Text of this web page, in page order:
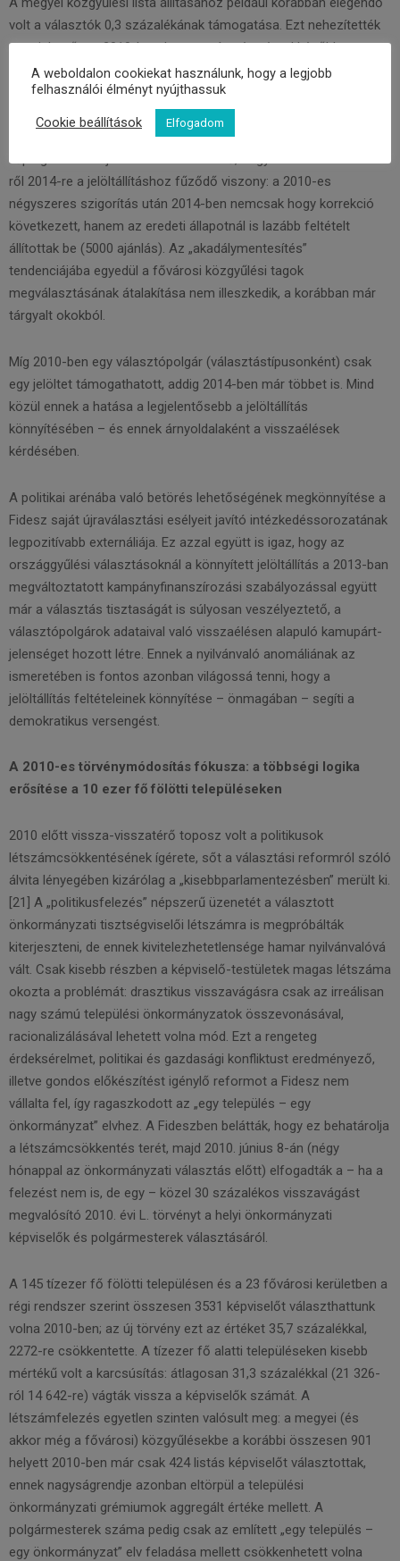
volt a választók 0,3 százalékának támogatása. Ezt nehezítették
meg jelentősen 2010-ben, hogy aztán négy évvel később
beállítsák a kompromisszumos 0,5 százalékot. A
polgármesterek jelölésének feltételeihez 2010-ben nem nyúltak,
2014-ben viszont minden 10 ezer fő feletti településen
könnyítettek rajta, a 100 ezer felettieken jelentősen. Leginkább a
főpolgármester-jelölésnél szembeötlő, hogyan változott 2010-
ről 2014-re a jelöltállításhoz fűződő viszony: a 2010-es
négyszeres szigorítás után 2014-ben nemcsak hogy korrekció
következett, hanem az eredeti állapotnál is lazább feltételt
állítottak be (5000 ajánlás). Az „akadálymentesítés”
tendenciájába egyedül a fővárosi közgyűlési tagok
megválasztásának átalakítása nem illeszkedik, a korábban már
tárgyalt okokból.
Míg 2010-ben egy választópolgár (választástípusonként) csak
egy jelöltet támogathatott, addig 2014-ben már többet is. Mind
közül ennek a hatása a legjelentősebb a jelöltállítás
könnyítésében – és ennek árnyoldalaként a visszaélések
kérdésében.
A politikai arénába való betörés lehetőségének megkönnyítése a
Fidesz saját újraválasztási esélyeit javító intézkedéssorozatának
legpozitívabb externáliája. Ez azzal együtt is igaz, hogy az
országgyűlési választásoknál a könnyített jelöltállítás a 2013-ban
megváltoztatott kampányfinanszírozási szabályozással együtt
már a választás tisztaságát is súlyosan veszélyeztető, a
választópolgárok adataival való visszaélésen alapuló kamupárt-
jelenséget hozott létre. Ennek a nyilvánvaló anomáliának az
ismeretében is fontos azonban világossá tenni, hogy a
jelöltállítás feltételeinek könnyítése – önmagában – segíti a
demokratikus versengést.
A 2010-es törvénymódosítás fókusza: a többségi logika
erősítése a 10 ezer fő fölötti településeken
2010 előtt vissza-visszatérő toposz volt a politikusok
létszámcsökkentésének ígérete, sőt a választási reformról szóló
álvita lényegében kizárólag a „kisebbparlamentezésben” merült ki.
[21] A „politikusfelezés” népszerű üzenetét a választott
önkormányzati tisztségviselői létszámra is megpróbálták
kiterjeszteni, de ennek kivitelezhetetlensége hamar nyilvánvalóvá
vált. Csak kisebb részben a képviselő-testületek magas létszáma
okozta a problémát: drasztikus visszavágásra csak az irreálisan
nagy számú települési önkormányzatok összevonásával,
racionalizálásával lehetett volna mód. Ezt a rengeteg
érdeksérelmet, politikai és gazdasági konfliktust eredményező,
illetve gondos előkészítést igénylő reformot a Fidesz nem
vállalta fel, így ragaszkodott az „egy település – egy
önkormányzat” elvhez. A Fideszben belátták, hogy ez behatárolja
a létszámcsökkentés terét, majd 2010. június 8-án (négy
hónappal az önkormányzati választás előtt) elfogadták a – ha a
felezést nem is, de egy – közel 30 százalékos visszavágást
megvalósító 2010. évi L. törvényt a helyi önkormányzati
képviselők és polgármesterek választásáról.
A 145 tízezer fő fölötti településen és a 23 fővárosi kerületben a
régi rendszer szerint összesen 3531 képviselőt választhattunk
volna 2010-ben; az új törvény ezt az értéket 35,7 százalékkal,
2272-re csökkentette. A tízezer fő alatti településeken kisebb
mértékű volt a karcsúsítás: átlagosan 31,3 százalékkal (21 326-
ról 14 642-re) vágták vissza a képviselők számát. A
létszámfelezés egyetlen szinten valósult meg: a megyei (és
akkor még a fővárosi) közgyűlésekbe a korábbi összesen 901
helyett 2010-ben már csak 424 listás képviselőt választottak,
ennek nagyságrendje azonban eltörpül a települési
önkormányzati grémiumok aggregált értéke mellett. A
polgármesterek száma pedig csak az említett „egy település –
egy önkormányzat” elv feladása mellett csökkenhetett volna
A weboldalon cookiekat használunk, hogy a legjobb
felhasználói élményt nyújthassuk
Cookie beállítások Elfogadom